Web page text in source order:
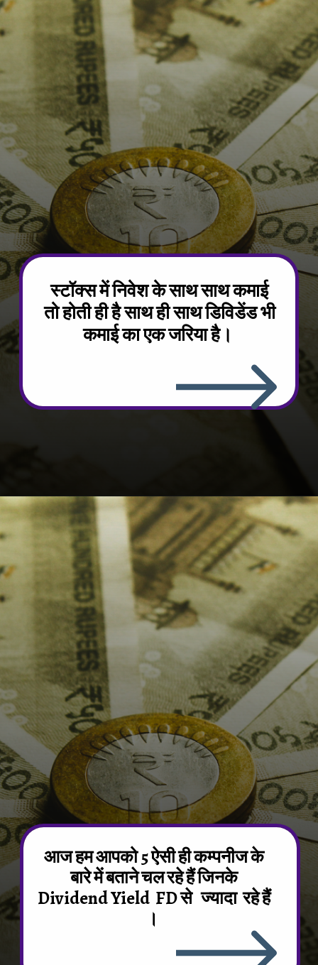
स्टॉक्स में निवेश के साथ साथ कमाई
तो होती ही है साथ ही साथ डिविडेंड भी
कमाई का एक जरिया है।
आज हम आपको 5 ऐसी ही कम्पनीज के
बारे में बताने चल रहे हैं जिनके
Dividend Yield FD से ज्यादा रहे हैं
।